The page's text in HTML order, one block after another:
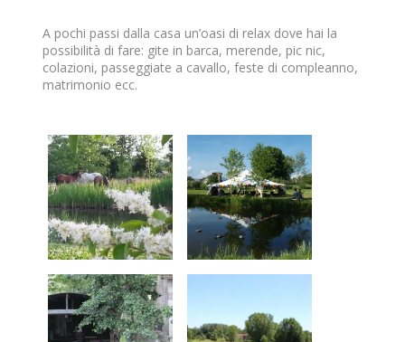
A pochi passi dalla casa un’oasi di relax dove hai la
possibilità di fare: gite in barca, merende, pic nic,
colazioni, passeggiate a cavallo, feste di compleanno,
matrimonio ecc.